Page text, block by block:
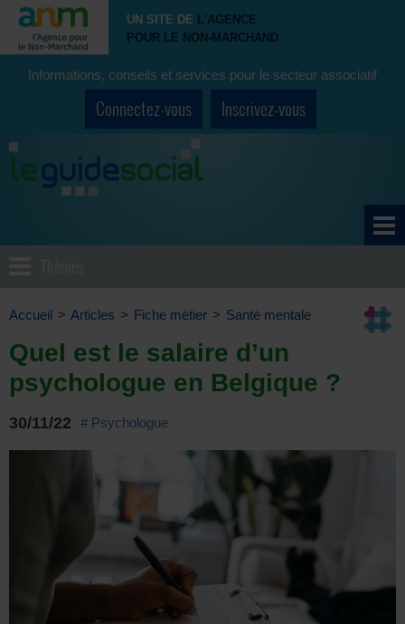
UN SITE DE L'AGENCE
POUR LE NON-MARCHAND
Informations, conseils et services pour le secteur associatif
Connectez-vous Inscrivez-vous
Accueil > Articles > Fiche métier > Santé mentale
Quel est le salaire d’un
psychologue en Belgique ?
30/11/22 # Psychologue